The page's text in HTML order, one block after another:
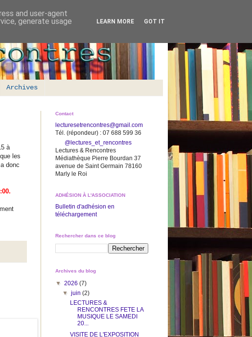
Archives
à
les
donc
Contact
lecturesetrencontres@gmail.com
Tél. (répondeur) : 07 688 599 36
@lectures_et_rencontres
Lectures & Rencontres
Médiathèque Pierre Bourdan 37
avenue de Saint Germain 78160
Marly le Roi
ADHÉSION À L'ASSOCIATION
Bulletin d'adhésion en
téléchargement
Rechercher dans ce blog
Archives du blog
▼ 2026 (7)
▼juin(2)
LECTURES &
RENCONTRES FETE LA
MUSIQUE LE SAMEDI
20...
VISITE DE L'EXPOSITION
and user-agent
generate usage
LEARN MORE GOT IT